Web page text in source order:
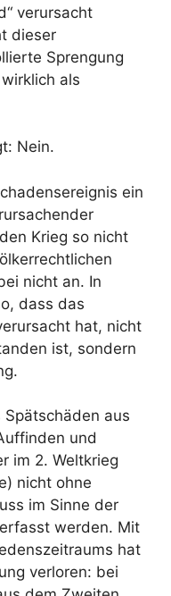
verursacht
dieser
Sprengung
als
Nein.
ein
Krieg so nicht
nicht an. In
dass das
hat, nicht
ist, sondern
aus
und
im 2. Weltkrieg
nicht ohne
im Sinne der
werden. Mit
hat
verloren: bei